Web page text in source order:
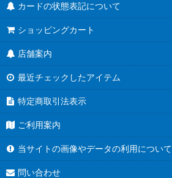
カードの状態表記について
ショッピングカート
店舗案内
最近チェックしたアイテム
特定商取引法表示
ご利用案内
当サイトの画像やデータの利用について
問い合わせ